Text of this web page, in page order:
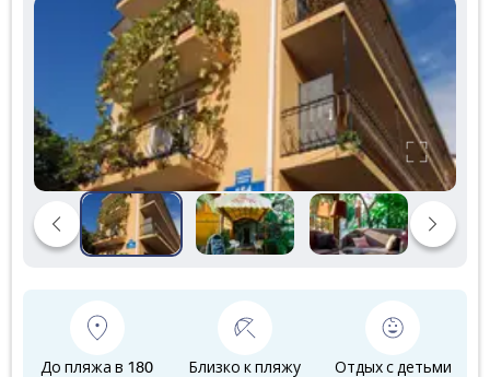
До пляжа в 180
Близко к пляжу Отдых с детьми